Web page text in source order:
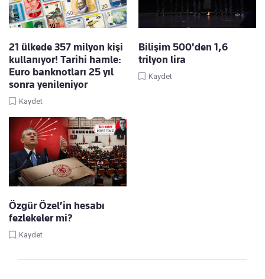
21 ülkede 357 milyon kişi
kullanıyor! Tarihi hamle:
Euro banknotları 25 yıl
sonra yenileniyor
Kaydet
Bilişim 500'den 1,6
trilyon lira
Kaydet
Özgür Özel’in hesabı
fezlekeler mi?
Kaydet